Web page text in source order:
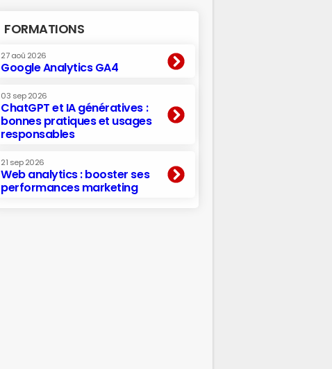
FORMATIONS
27 aoû 2026
Google Analytics GA4
03 sep 2026
ChatGPT et IA génératives :
bonnes pratiques et usages
responsables
21 sep 2026
Web analytics : booster ses
performances marketing